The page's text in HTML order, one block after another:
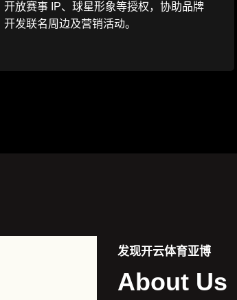
开放赛事 IP、球星形象等授权，协助品牌
开发联名周边及营销活动。
发现开云体育亚博
About Us